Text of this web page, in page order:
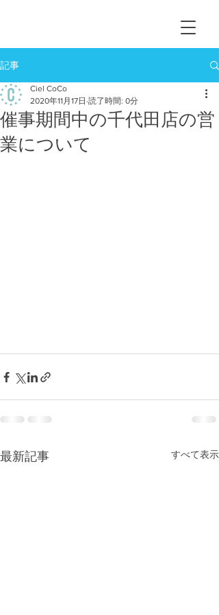
記事
催事期間中の千代田店の営
業について
Ciel CoCo
2020年11月17日 読了時間: 0分
最新記事 すべて表示